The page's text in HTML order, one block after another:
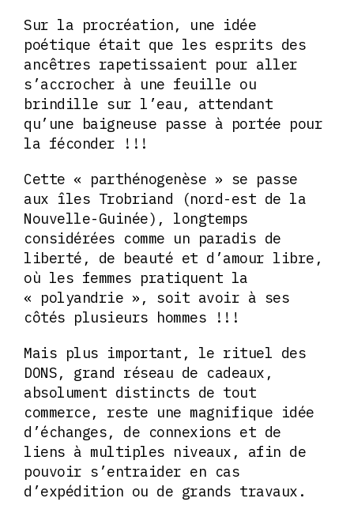
Sur la procréation, une idée
poétique était que les esprits des
ancêtres rapetissaient pour aller
s’accrocher à une feuille ou
brindille sur l’eau, attendant
qu’une baigneuse passe à portée pour
la féconder !!!
Cette « parthénogenèse » se passe
aux îles Trobriand (nord-est de la
Nouvelle-Guinée), longtemps
considérées comme un paradis de
liberté, de beauté et d’amour libre,
où les femmes pratiquent la
« polyandrie », soit avoir à ses
côtés plusieurs hommes !!!
Mais plus important, le rituel des
DONS, grand réseau de cadeaux,
absolument distincts de tout
commerce, reste une magnifique idée
d’échanges, de connexions et de
liens à multiples niveaux, afin de
pouvoir s’entraider en cas
d’expédition ou de grands travaux.